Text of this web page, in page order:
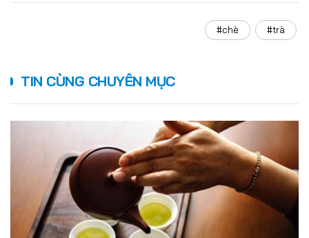
#chè #trà
TIN CÙNG CHUYÊN MỤC